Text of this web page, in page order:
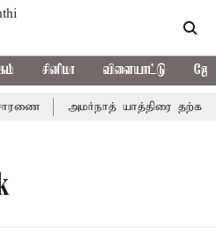
சினிமா விளையாட்டு
அமர்நாத் யாத்திரை